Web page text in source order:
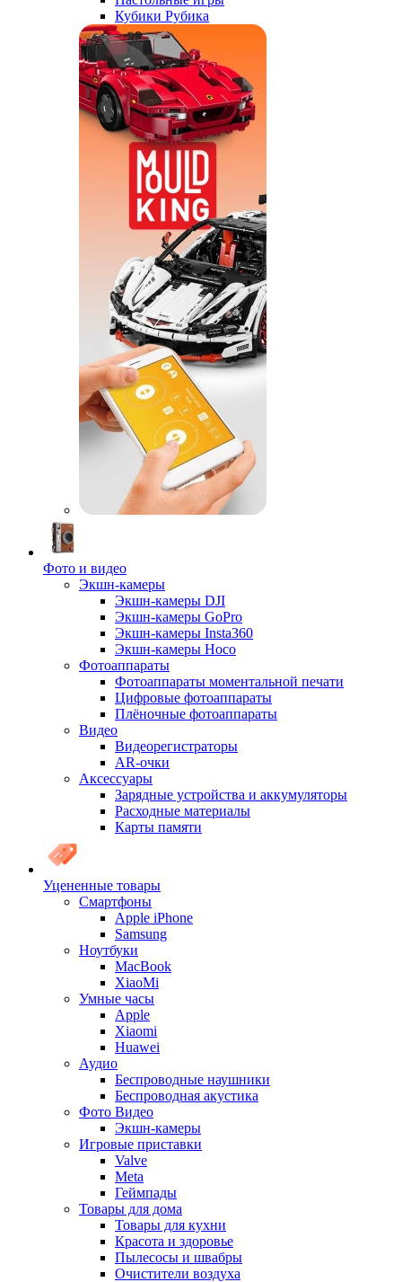
Кубики Рубика
Фото и видео
Экшн-камеры
Экшн-камеры DJI
Экшн-камеры GoPro
Экшн-камеры Insta360
Экшн-камеры Hoco
Фотоаппараты
Фотоаппараты моментальной печати
Цифровые фотоаппараты
Плёночные фотоаппараты
Видео
Видеорегистраторы
AR-очки
Аксессуары
Зарядные устройства и аккумуляторы
Расходные материалы
Карты памяти
Уцененные товары
Cмартфоны
Apple iPhone
Samsung
Ноутбуки
MacBook
XiaoMi
Умные часы
Apple
Xiaomi
Huawei
Аудио
Беспроводные наушники
Беспроводная акустика
Фото Видео
Экшн-камеры
Игровые приставки
Valve
Meta
Геймпады
Товары для дома
Товары для кухни
Красота и здоровье
Пылесосы и швабры
Очистители воздуха